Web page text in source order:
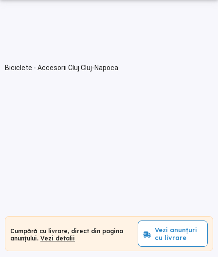
Biciclete - Accesorii Cluj Cluj-Napoca
Cumpără cu livrare, direct din pagina
anunțului. Vezi detalii
Vezi anunțuri
cu livrare